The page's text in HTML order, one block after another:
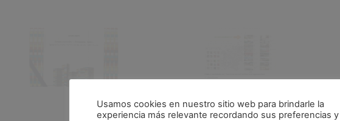
Usamos cookies en nuestro sitio web para brindarle la
experiencia más relevante recordando sus preferencias y